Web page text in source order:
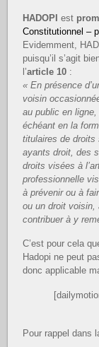
HADOPIest
Constitutionnel –
Evidemment,
puisqu’il s’agit
l’article 10 :
« En présence
voisin
au public en
échéant en la
titulaires de
ayants droit, des
droits visées à
professionnelle
à prévenir ou à
ou un droit voisin,
contribuer à y
C’est pour cela
Hadopi ne peut
donc applicable
Pour rappel dans